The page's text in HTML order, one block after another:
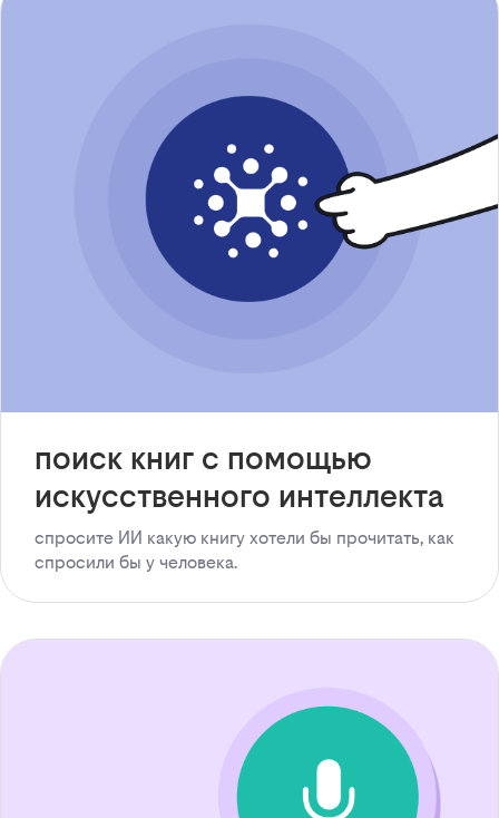
поиск книг с помощью
искусственного интеллекта
спросите ИИ какую книгу хотели бы прочитать, как
спросили бы у человека.